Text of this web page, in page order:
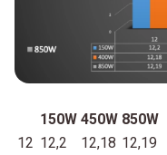
150W 450W 850W
12 12,2 12,18 12,19